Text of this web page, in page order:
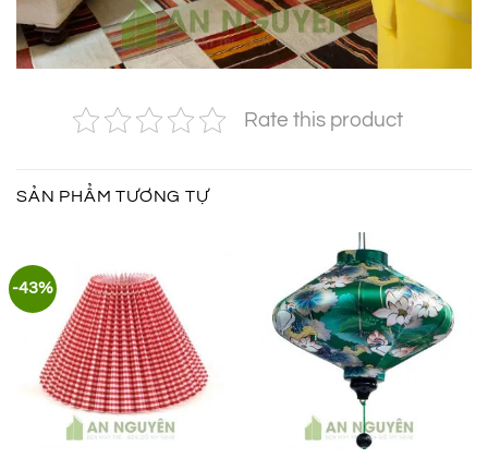
Rate this product
SẢN PHẨM TƯƠNG TỰ
-43%